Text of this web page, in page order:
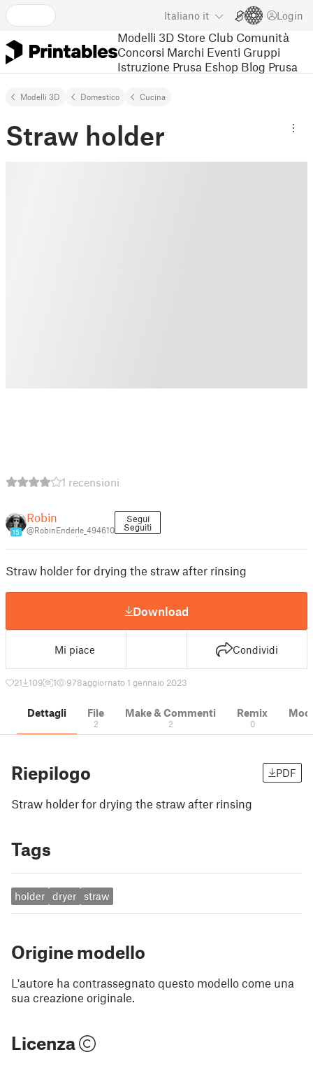
Italiano it Login
Modelli 3D Store Club Comunità
Concorsi Marchi Eventi Gruppi
Istruzione Prusa Eshop Blog Prusa
Modelli 3D Domestico Cucina
Straw holder
1 recensioni
15
Robin
@RobinEnderle_494610
Segui
Seguiti
Straw holder for drying the straw after rinsing
Download
Mi piace Condividi
21 109 1 978aggiornato 1 gennaio 2023
Dettagli File
2
Make & Commenti
2
Remix
0
Riepilogo PDF
Straw holder for drying the straw after rinsing
Tags
holder dryer straw
Origine modello
L'autore ha contrassegnato questo modello come una
sua creazione originale.
Licenza